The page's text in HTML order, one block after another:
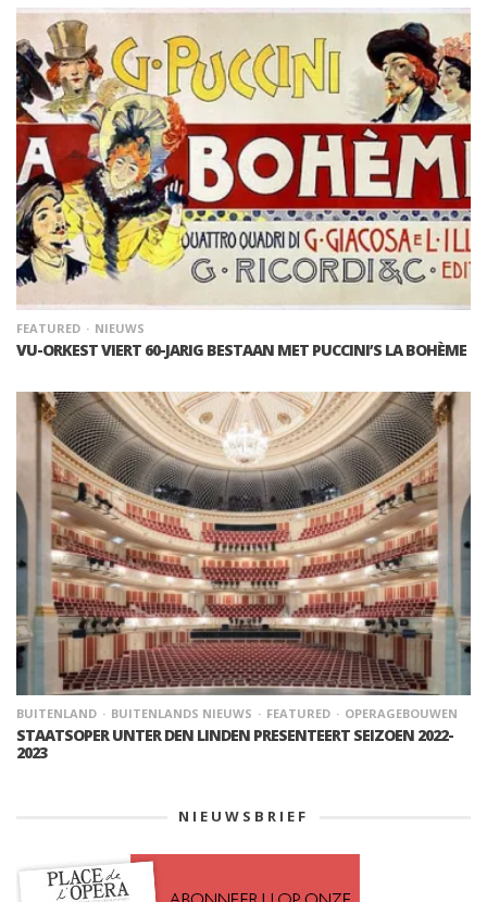
FEATURED NIEUWS
VU-ORKEST VIERT 60-JARIG BESTAAN MET PUCCINI’S LA BOHÈME
BUITENLAND BUITENLANDS NIEUWS FEATURED OPERAGEBOUWEN
STAATSOPER UNTER DEN LINDEN PRESENTEERT SEIZOEN 2022-
2023
NIEUWSBRIEF